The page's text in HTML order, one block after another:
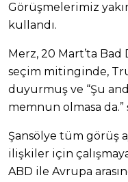
Görüşmelerimiz
kullandı.
Merz, 20 Mart’ta
seçim mitinginde,
duyurmuş ve “Şu
memnun olmasa
Şansölye tüm görüş
ilişkiler için
ABD ile Avrupa